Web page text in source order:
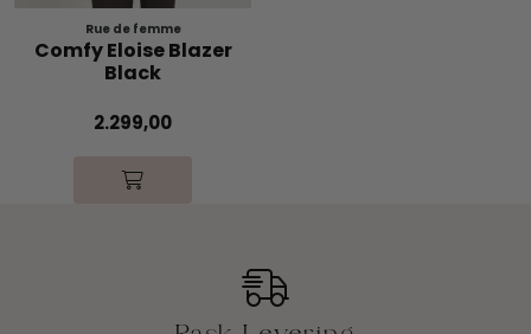
Rue de femme
Comfy Eloise Blazer
Black
2.299,00